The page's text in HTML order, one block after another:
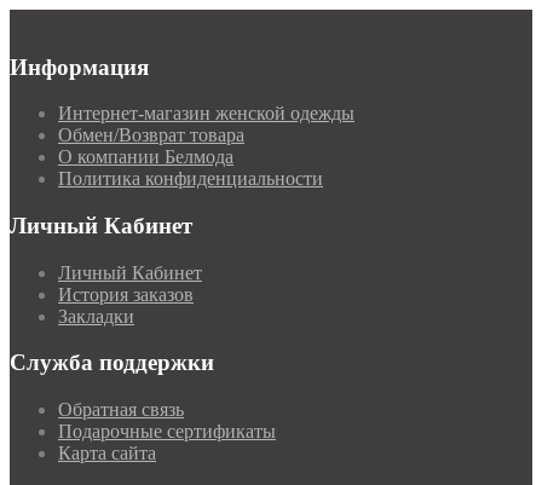
Информация
Интернет-магазин женской одежды
Обмен/Возврат товара
О компании Белмода
Политика конфиденциальности
Личный Кабинет
Личный Кабинет
История заказов
Закладки
Служба поддержки
Обратная связь
Подарочные сертификаты
Карта сайта